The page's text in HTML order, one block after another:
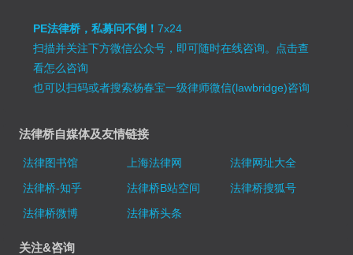
PE法律桥，私募问不倒！7x24
扫描并关注下方微信公众号，即可随时在线咨询。 点击查
看怎么咨询
也可以扫码或者搜索杨春宝一级律师微信(lawbridge)咨询
法律桥自媒体及友情链接
法律图书馆 上海法律网
法律网址大全
法律桥-知乎
法律桥B站空间
法律桥搜狐号
法律桥微博
法律桥头条
关注&咨询